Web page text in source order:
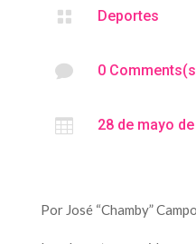
 Deportes
 0
 28 de mayo
Por José “Chamby”